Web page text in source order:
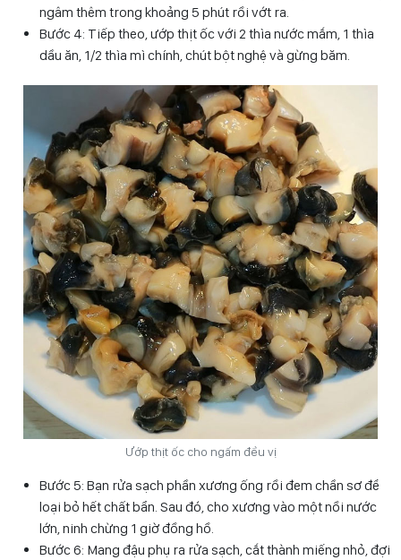
ngâm thêm trong khoảng 5 phút rồi vớt ra.
Bước 4: Tiếp theo, ướp thịt ốc với 2 thìa nước mắm, 1 thìa
dầu ăn, 1/2 thìa mì chính, chút bột nghệ và gừng băm.
Ướp thịt ốc cho ngấm đều vị
Bước 5: Bạn rửa sạch phần xương ống rồi đem chần sơ để
loại bỏ hết chất bẩn. Sau đó, cho xương vào một nồi nước
lớn, ninh chừng 1 giờ đồng hồ.
Bước 6: Mang đậu phụ ra rửa sạch, cắt thành miếng nhỏ, đợi